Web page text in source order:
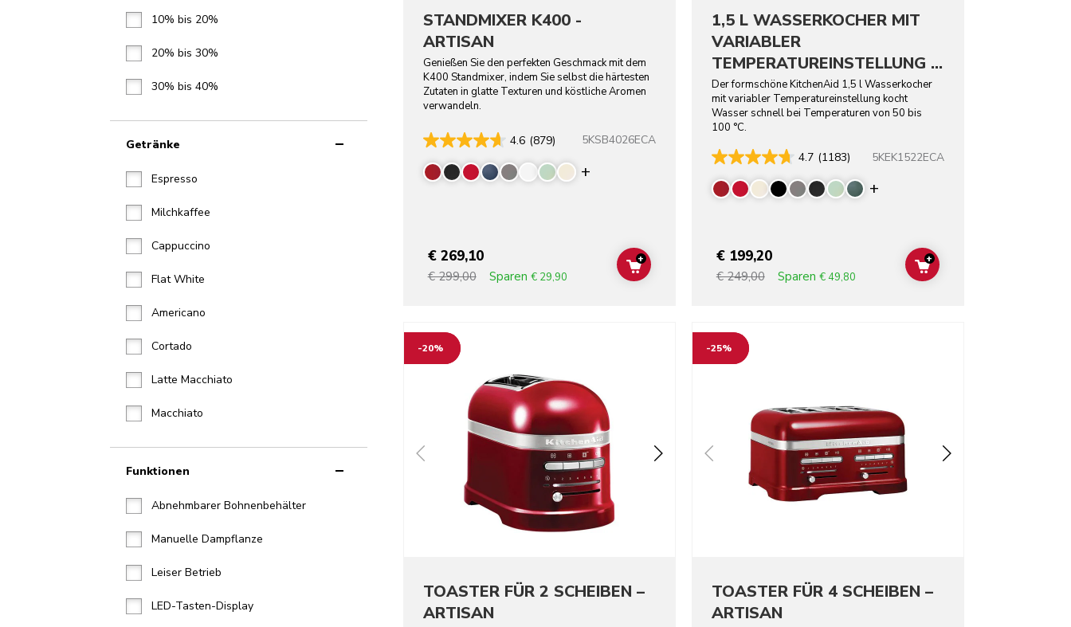
10% bis 20%
20% bis 30%
30% bis 40%
Getränke
Espresso
Milchkaffee
Cappuccino
Flat White
Americano
Cortado
Latte Macchiato
Macchiato
Funktionen
Abnehmbarer Bohnenbehälter
Manuelle Dampflanze
Leiser Betrieb
LED-Tasten-Display
STANDMIXER K400 -
ARTISAN
Genießen Sie den perfekten Geschmack mit dem
K400 Standmixer, indem Sie selbst die härtesten
Zutaten in glatte Texturen und köstliche Aromen
verwandeln.
4.6 (879) 5KSB4026ECA
Display more colors
€ 269,10
€ 299,00 Sparen € 29,90 ADD TO CART
+
1,5 L WASSERKOCHER MIT
VARIABLER
TEMPERATUREINSTELLUNG -
ARTISAN
Der formschöne KitchenAid 1,5 l Wasserkocher
mit variabler Temperatureinstellung kocht
Wasser schnell bei Temperaturen von 50 bis
100 °C.
4.7 (1183) 5KEK1522ECA
Display more colors
€ 199,20
€ 249,00 Sparen € 49,80 ADD TO CART
+
-20%
TOASTER FÜR 2 SCHEIBEN –
ARTISAN
-25%
TOASTER FÜR 4 SCHEIBEN –
ARTISAN